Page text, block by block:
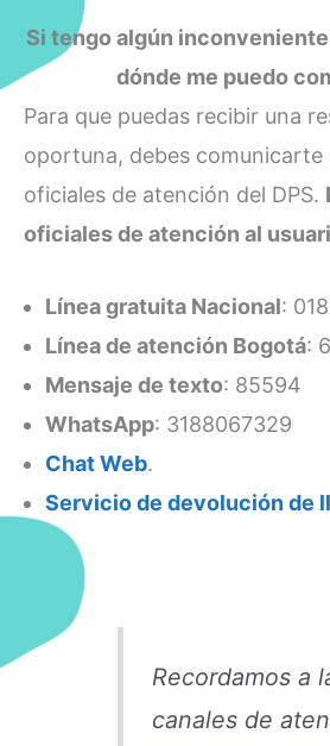
Si tengo algún
dónde me puedo
Para que puedas recibir una
oportuna, debes comunicarte
oficiales de atención del DPS.
oficiales de atención al
Línea gratuita Nacional:
Línea de atención Bogotá:
Mensaje de texto: 85594
WhatsApp: 3188067329
Chat Web.
Servicio de devolución de
Recordamos a
canales de